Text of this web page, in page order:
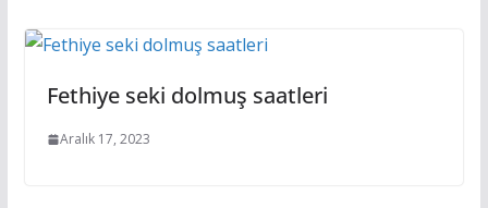
Fethiye seki dolmuş saatleri
Aralık 17, 2023